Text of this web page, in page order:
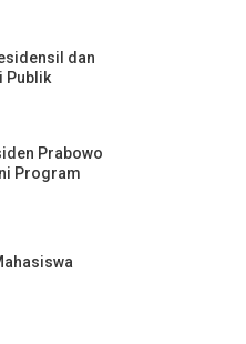
dan
Publik
Prabowo
Program